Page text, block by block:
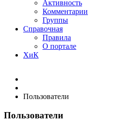
Активность
Комментарии
Группы
Справочная
Правила
О портале
ХиК
Пользователи
Пользователи